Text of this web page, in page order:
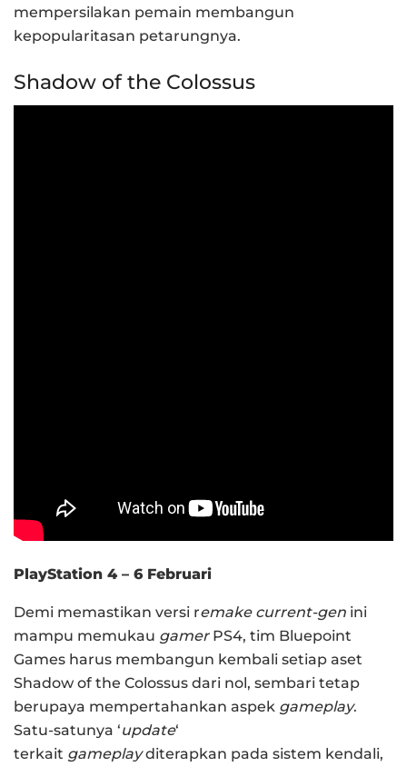
mempersilakan pemain membangun
kepopularitasan petarungnya.
Shadow of the Colossus
PlayStation 4 – 6 Februari
Demi memastikan versi remake current-gen ini
mampu memukau gamerPS4, tim Bluepoint
Games harus membangun kembali setiap aset
Shadow of the Colossus dari nol, sembari tetap
berupaya mempertahankan aspek gameplay.
Satu-satunya ‘update‘
terkait gameplayditerapkan pada sistem kendali,